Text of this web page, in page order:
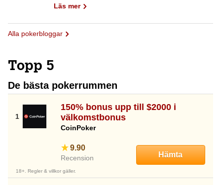
Läs mer
Alla pokerbloggar
Topp 5
De bästa pokerrummen
150% bonus upp till $2000 i
välkomstbonus
CoinPoker
9.90
Recension Hämta
18+. Regler & villkor gäller.